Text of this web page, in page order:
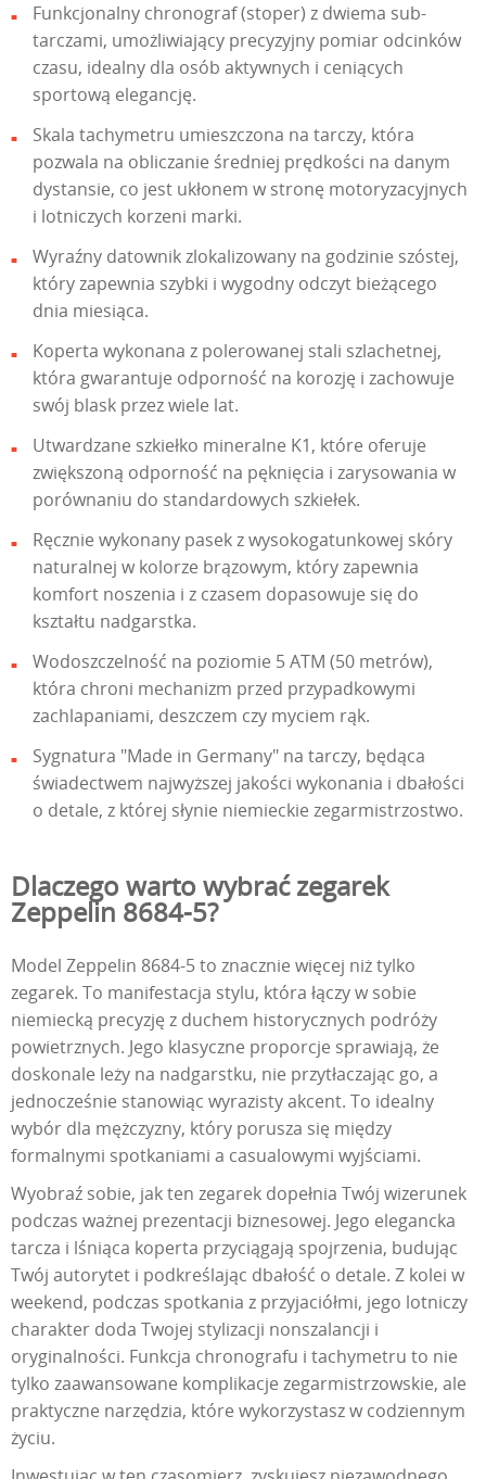
Funkcjonalny chronograf (stoper) z dwiema sub-
tarczami, umożliwiający precyzyjny pomiar odcinków
czasu, idealny dla osób aktywnych i ceniących
sportową elegancję.
Skala tachymetru umieszczona na tarczy, która
pozwala na obliczanie średniej prędkości na danym
dystansie, co jest ukłonem w stronę motoryzacyjnych
i lotniczych korzeni marki.
Wyraźny datownik zlokalizowany na godzinie szóstej,
który zapewnia szybki i wygodny odczyt bieżącego
dnia miesiąca.
Koperta wykonana z polerowanej stali szlachetnej,
która gwarantuje odporność na korozję i zachowuje
swój blask przez wiele lat.
Utwardzane szkiełko mineralne K1, które oferuje
zwiększoną odporność na pęknięcia i zarysowania w
porównaniu do standardowych szkiełek.
Ręcznie wykonany pasek z wysokogatunkowej skóry
naturalnej w kolorze brązowym, który zapewnia
komfort noszenia i z czasem dopasowuje się do
kształtu nadgarstka.
Wodoszczelność na poziomie 5 ATM (50 metrów),
która chroni mechanizm przed przypadkowymi
zachlapaniami, deszczem czy myciem rąk.
Sygnatura "Made in Germany" na tarczy, będąca
świadectwem najwyższej jakości wykonania i dbałości
o detale, z której słynie niemieckie zegarmistrzostwo.
Dlaczego warto wybrać zegarek
Zeppelin 8684-5?
Model Zeppelin 8684-5 to znacznie więcej niż tylko
zegarek. To manifestacja stylu, która łączy w sobie
niemiecką precyzję z duchem historycznych podróży
powietrznych. Jego klasyczne proporcje sprawiają, że
doskonale leży na nadgarstku, nie przytłaczając go, a
jednocześnie stanowiąc wyrazisty akcent. To idealny
wybór dla mężczyzny, który porusza się między
formalnymi spotkaniami a casualowymi wyjściami.
Wyobraź sobie, jak ten zegarek dopełnia Twój wizerunek
podczas ważnej prezentacji biznesowej. Jego elegancka
tarcza i lśniąca koperta przyciągają spojrzenia, budując
Twój autorytet i podkreślając dbałość o detale. Z kolei w
weekend, podczas spotkania z przyjaciółmi, jego lotniczy
charakter doda Twojej stylizacji nonszalancji i
oryginalności. Funkcja chronografu i tachymetru to nie
tylko zaawansowane komplikacje zegarmistrzowskie, ale
praktyczne narzędzia, które wykorzystasz w codziennym
życiu.